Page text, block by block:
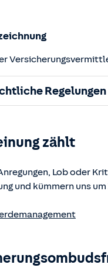
Regelungen
Gesetz über den
über die
im-internet.de
zählt
Lob oder
und kümmern uns